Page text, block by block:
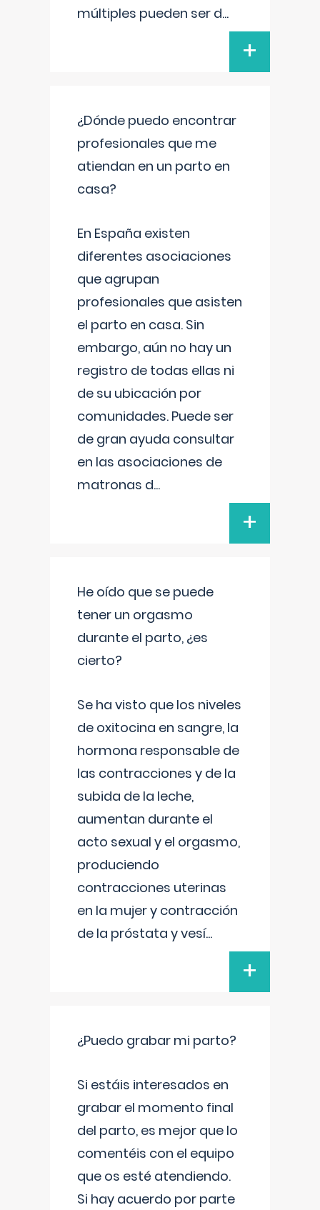
múltiples pueden ser d...
+
¿Dónde puedo encontrar
profesionales que me
atiendan en un parto en
casa?
En España existen
diferentes asociaciones
que agrupan
profesionales que asisten
el parto en casa. Sin
embargo, aún no hay un
registro de todas ellas ni
de su ubicación por
comunidades. Puede ser
de gran ayuda consultar
en las asociaciones de
matronas d...
+
He oído que se puede
tener un orgasmo
durante el parto, ¿es
cierto?
Se ha visto que los niveles
de oxitocina en sangre, la
hormona responsable de
las contracciones y de la
subida de la leche,
aumentan durante el
acto sexual y el orgasmo,
produciendo
contracciones uterinas
en la mujer y contracción
de la próstata y vesí...
+
¿Puedo grabar mi parto?
Si estáis interesados en
grabar el momento final
del parto, es mejor que lo
comentéis con el equipo
que os esté atendiendo.
Si hay acuerdo por parte